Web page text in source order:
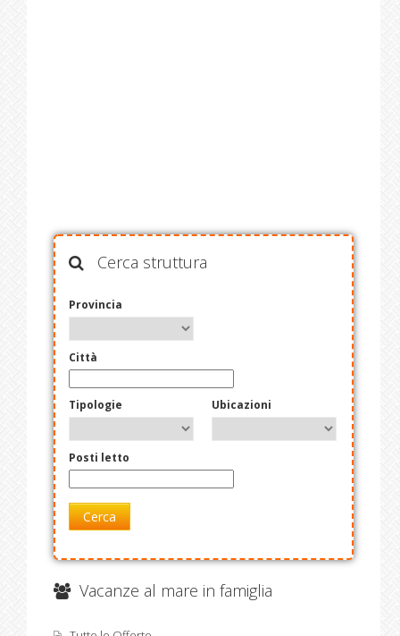
Cerca struttura
Provincia
Città
Tipologie Ubicazioni
Posti letto
Cerca
Vacanze al mare in famiglia